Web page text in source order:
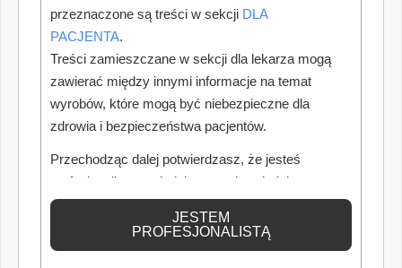
przeznaczone są treści w sekcji DLA
PACJENTA.
Treści zamieszczane w sekcji dla lekarza mogą
zawierać między innymi informacje na temat
wyrobów, które mogą być niebezpieczne dla
zdrowia i bezpieczeństwa pacjentów.
Przechodząc dalej potwierdzasz, że jesteś
profesjonalistą posiadającym odpowiednią
wiedzę medyczną.
JESTEM
PROFESJONALISTĄ